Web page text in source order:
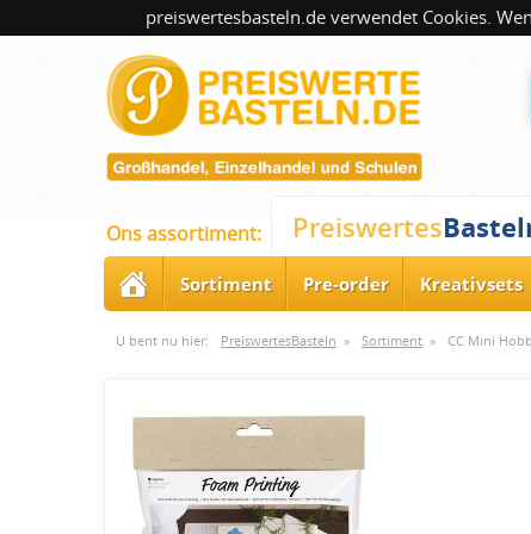
preiswertesbasteln.de verwendet Cookies.
Ons assortiment: Preiswertes
Sortiment Pre-order Kreativsets
U bent nu hier: PreiswertesBasteln » Sortiment » CC Mini